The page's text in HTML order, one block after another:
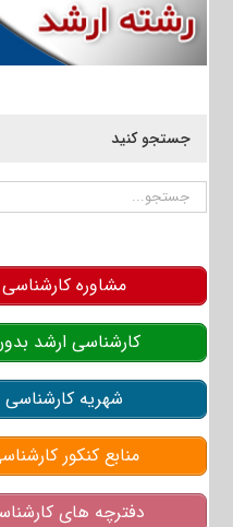
جستجو کنید
جستجو
مشاوره
کارشناسی ارشد
شهریه کارشناسی
منابع کنکور
دفترچه های